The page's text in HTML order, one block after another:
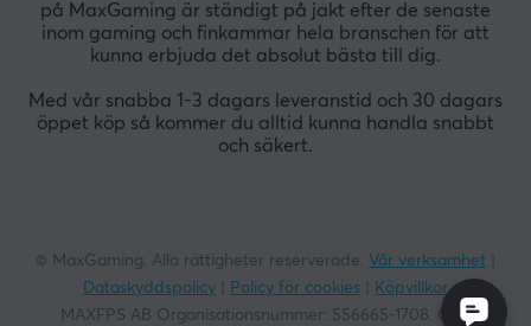
på MaxGaming är ständigt på jakt efter de senaste
inom gaming och finkammar hela branschen för att
kunna erbjuda det absolut bästa till dig.
Med vår snabba 1-3 dagars leveranstid och 30 dagars
öppet köp så kommer du alltid kunna handla snabbt
och säkert.
© MaxGaming. Alla rättigheter reserverade. Vår verksamhet
Dataskyddspolicy
Policy för cookies
Köpvillkor
MAXFPS AB Organisationsnummer: 556665-1708. God